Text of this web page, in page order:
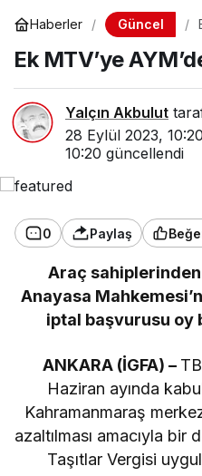
Haberler Güncel
Ek MTV’ye
Yalçın Akbulut
28 Eylül 2023, 10:20
10:20 güncellendi
0 Paylaş
Araç sahiplerinden
Anayasa
iptal başvurusu
ANKARA (İGFA) –
Haziran ayında
Kahramanmaraş
azaltılması amacıyla
Taşıtlar Vergisi